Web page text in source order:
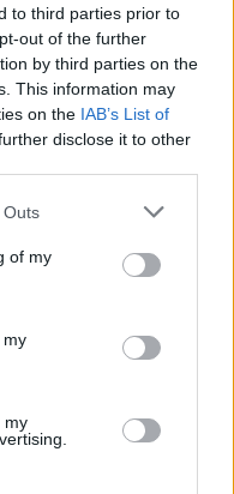
to third parties prior to
out of the further
by third parties on the
This information may
on the IAB’s List of
disclose it to other
Outs
of my
my
my
της
από το καλοκαίρι
Σρόιτερ και τις